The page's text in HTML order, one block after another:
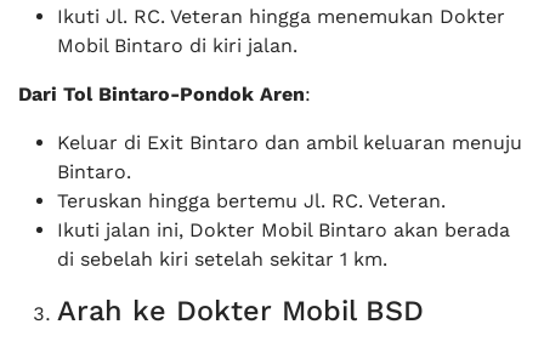
Ikuti Jl. RC. Veteran hingga menemukan Dokter
Mobil Bintaro di kiri jalan.
Dari Tol Bintaro-Pondok Aren:
Keluar di Exit Bintaro dan ambil keluaran menuju
Bintaro.
Teruskan hingga bertemu Jl. RC. Veteran.
Ikuti jalan ini, Dokter Mobil Bintaro akan berada
di sebelah kiri setelah sekitar 1 km.
Arah ke Dokter Mobil BSD